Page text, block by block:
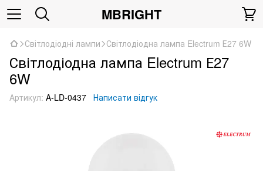
MBRIGHT
Світлодіодні лампи Світлодіодна лампа Electrum Е27 6W
Світлодіодна лампа Electrum Е27
6W
Артикул: A-LD-0437 Написати відгук